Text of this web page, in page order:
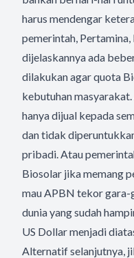
harus mendengar
pemerintah,
dijelaskannya ada
dilakukan agar quota
kebutuhan
hanya dijual kepada
dan tidak
pribadi. Atau
Biosolar jika memang
mau APBN tekor gara-
dunia yang sudah
US Dollar menjadi
Alternatif selanjutnya,